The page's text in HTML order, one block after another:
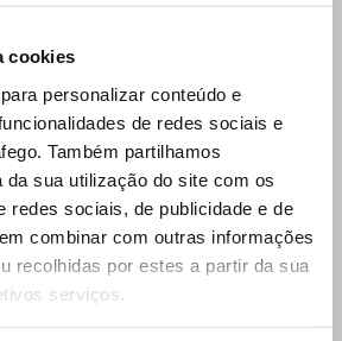
cookies
personalizar conteúdo e
de redes sociais e
Também partilhamos
da sua utilização do site com os
redes sociais, de publicidade e de
combinar com outras informações
recolhidas por estes a partir da sua
serviços.
do museu Lumen